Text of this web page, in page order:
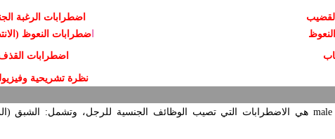
القضيب
اضطرابات الرغبة
ضطرابات النعوظ
اضطرابات
نظرة تشريحية
هي الاضطرابات التي تصيب الوظائف الجنسية للرجل، وتشمل: الشبق